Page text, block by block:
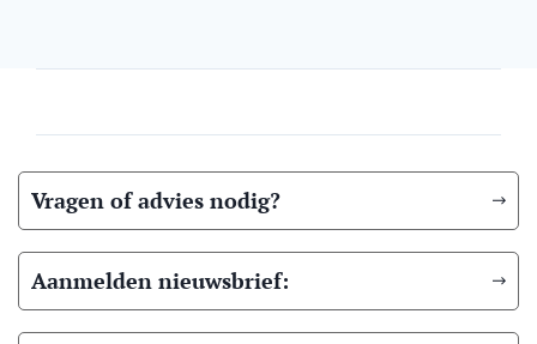
Vragen of advies nodig?
Aanmelden nieuwsbrief: